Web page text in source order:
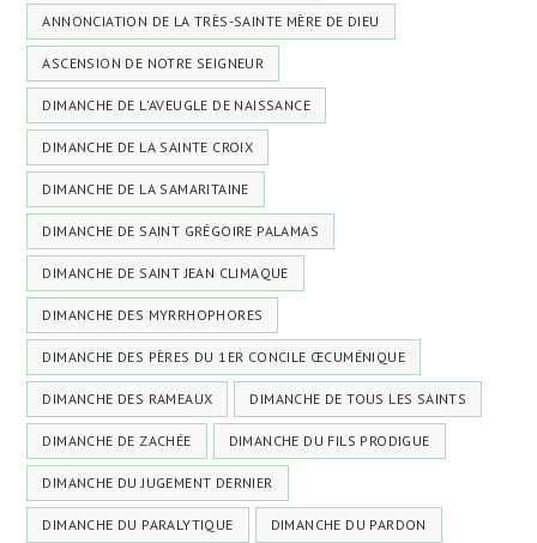
ANNONCIATION DE LA TRÈS-SAINTE MÈRE DE DIEU
ASCENSION DE NOTRE SEIGNEUR
DIMANCHE DE L'AVEUGLE DE NAISSANCE
DIMANCHE DE LA SAINTE CROIX
DIMANCHE DE LA SAMARITAINE
DIMANCHE DE SAINT GRÉGOIRE PALAMAS
DIMANCHE DE SAINT JEAN CLIMAQUE
DIMANCHE DES MYRRHOPHORES
DIMANCHE DES PÈRES DU 1ER CONCILE ŒCUMÉNIQUE
DIMANCHE DES RAMEAUX DIMANCHE DE TOUS LES SAINTS
DIMANCHE DE ZACHÉE DIMANCHE DU FILS PRODIGUE
DIMANCHE DU JUGEMENT DERNIER
DIMANCHE DU PARALYTIQUE DIMANCHE DU PARDON